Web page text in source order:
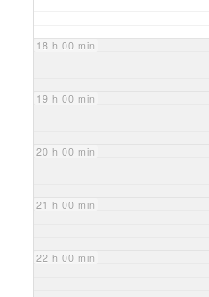
18 h 00 min
19 h 00 min
20 h 00 min
21 h 00 min
22 h 00 min